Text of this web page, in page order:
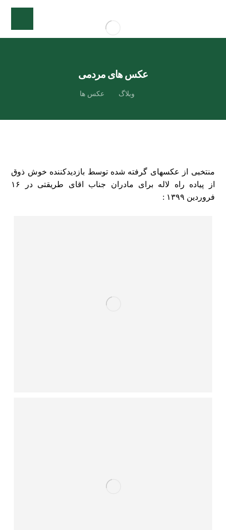
عکس های مردمی
وبلاگ عکس ها
منتخبی از عکسهای گرفته شده توسط بازدیدکننده خوش ذوق
از پیاده راه لاله برای مادران جناب اقای طریقتی در ۱۶
فروردین ۱۳۹۹ :